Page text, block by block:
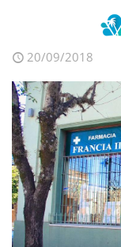
20/09/2018